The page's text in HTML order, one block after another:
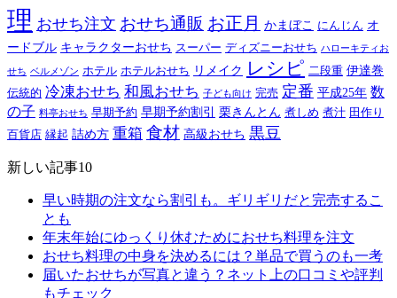
理 おせち注文 おせち通販 お正月 かまぼこ にんじん オ
ードブル キャラクターおせち スーパー ディズニーおせち ハローキティお
せち ベルメゾン ホテル ホテルおせち リメイク レシピ 二段重 伊達巻
伝統的 冷凍おせち 和風おせち 子ども向け 完売 定番 平成25年 数
の子 料亭おせち 早期予約 早期予約割引 栗きんとん 煮しめ 煮汁 田作り
百貨店 縁起 詰め方 重箱 食材 高級おせち 黒豆
新しい記事10
早い時期の注文なら割引も。ギリギリだと完売するこ
とも
年末年始にゆっくり休むためにおせち料理を注文
おせち料理の中身を決めるには？単品で買うのも一考
届いたおせちが写真と違う？ネット上の口コミや評判
もチェック